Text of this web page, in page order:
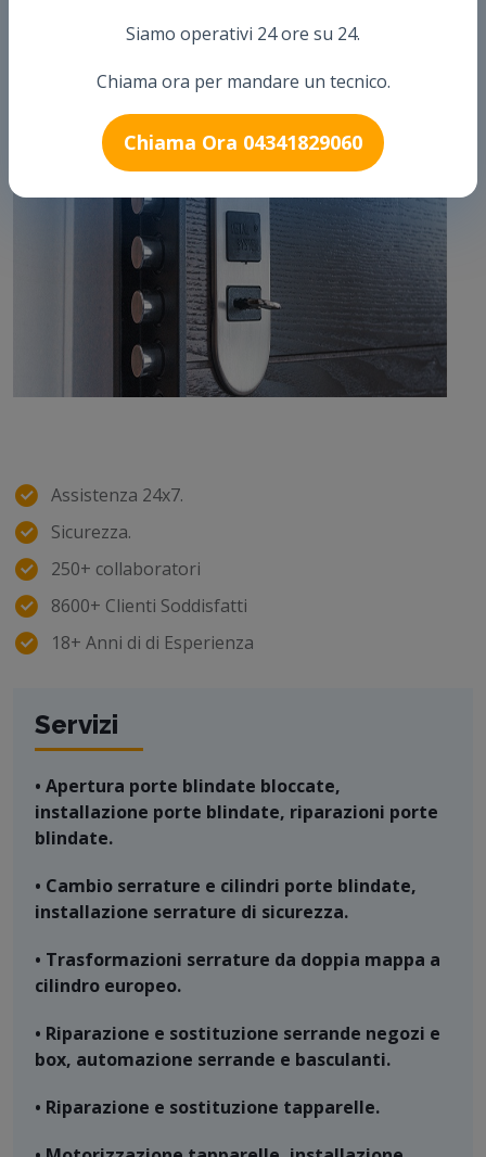
Siamo operativi 24 ore su 24.
Chiama ora per mandare un tecnico.
Chiama Ora 04341829060
Arthur Pronto Intervento è una delle ditte più importanti sul
Assistenza 24x7.
Sicurezza.
250+ collaboratori
8600+ Clienti Soddisfatti
18+ Anni di di Esperienza
Servizi
• Apertura porte blindate bloccate,
installazione porte blindate, riparazioni porte
blindate.
• Cambio serrature e cilindri porte blindate,
installazione serrature di sicurezza.
• Trasformazioni serrature da doppia mappa a
cilindro europeo.
• Riparazione e sostituzione serrande negozi e
box, automazione serrande e basculanti.
• Riparazione e sostituzione tapparelle.